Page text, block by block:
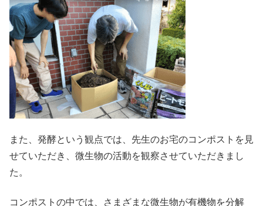
また、発酵という観点では、先生のお宅のコンポストを見
せていただき、微生物の活動を観察させていただきまし
た。
コンポストの中では、さまざまな微生物が有機物を分解